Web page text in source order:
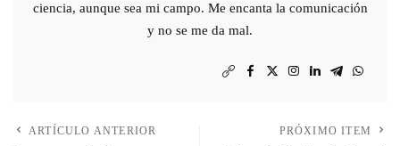
ciencia, aunque sea mi campo. Me encanta la comunicación
y no se me da mal.
ARTÍCULO ANTERIOR PRÓXIMO ITEM